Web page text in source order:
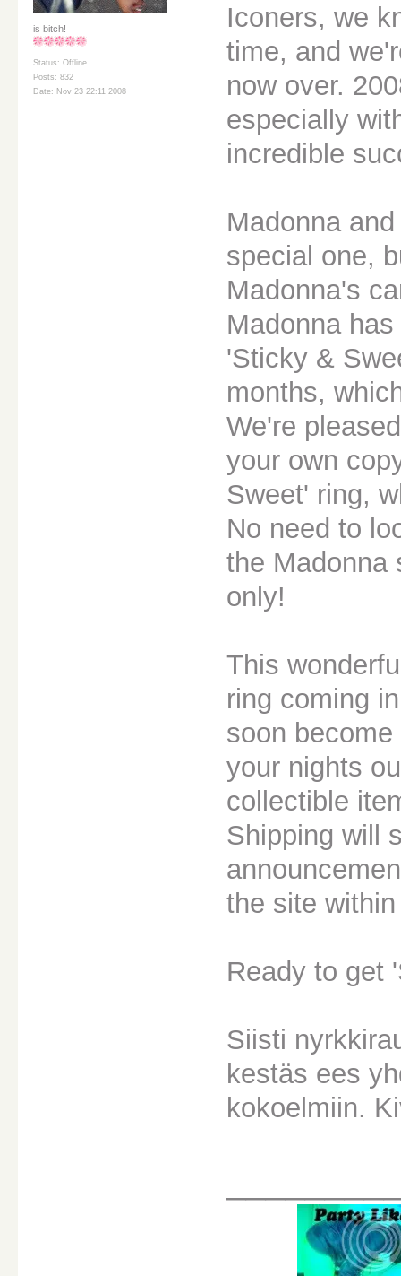
is bitch!
Status: Offline
Posts: 832
Date: Nov 23 22:11 2008
Iconers, we
time, and
now over.
especially
incredible
Madonna
special one,
Madonna's
Madonna
'Sticky &
months,
We're
your own
Sweet' ring,
No need to
the Madonna
only!
This
ring coming
soon
your nights
collectible
Shipping will
the site
Ready to get
Siisti
kestäs ees
kokoelmiin.